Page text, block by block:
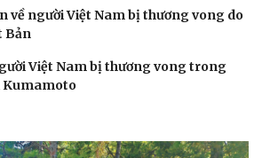
về người Việt Nam bị thương vong do
Bản
Việt Nam bị thương vong trong
Kumamoto